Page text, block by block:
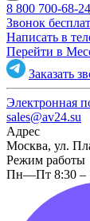
8 800 700-68-24
Звонок
Написать в
Перейти в
Заказать
Электронная
sales@av24.su
Адрес
Москва, ул.
Режим работы
Пн—Пт 8:30 –